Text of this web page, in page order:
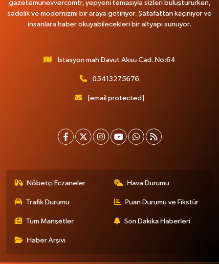
gazetemunevvercomtr, yepyeni temasıyla sizleri buluştururken,
sadelik ve modernizmi bir araya getiriyor. Şatafattan kaçınıyor ve
insanlara haber okuyabilecekleri bir altyapı sunuyor.
İstasyon mah Davut Aksu Cad. No:64
05413275676
[email protected]
Nöbetçi Eczaneler Hava Durumu
Trafik Durumu Puan Durumu ve Fikstür
Tüm Manşetler Son Dakika Haberleri
Haber Arşivi